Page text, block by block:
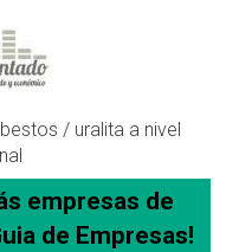
/ uralita a nivel
empresas de
de Empresas!